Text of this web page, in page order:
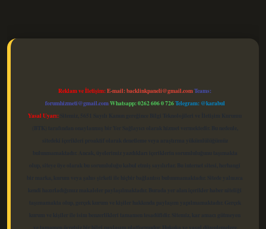
Reklam ve İletişim:E-mail:backlinkpaneli@gmail.comTeams:
forumhizmeti@gmail.comWhatsapp: 0262 606 0 726Telegram: @karabul
Yasal Uyarı: